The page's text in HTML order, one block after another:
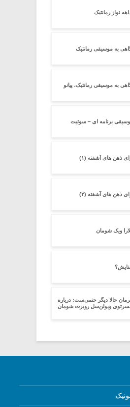
نواز رمانتیک
به موسیقی رمانتیک
به موسیقی رمانتیک، پیانو
برنامه ای – سوئیت
ذهن های آشفته (۱)
ذهن های آشفته (۲)
ویک شومان
حالا دیگر حتمی‌ست: درباره‌
ویولن‌سل روبرت شومان